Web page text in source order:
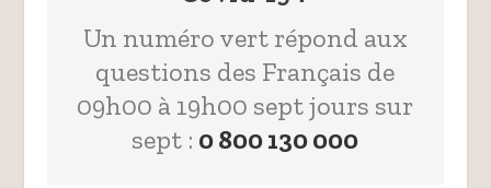
Un numéro vert répond aux
questions des Français de
09h00 à 19h00 sept jours sur
sept : 0 800 130 000